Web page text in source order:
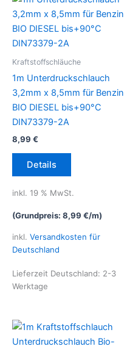
Kraftstoffschläuche
1m Unterdruckschlauch
3,2mm x 8,5mm für Benzin
BIO DIESEL bis+90°C
DIN73379-2A
8,99 €
Details
inkl. 19 % MwSt.
(Grundpreis: 8,99 €/m)
inkl. Versandkosten für
Deutschland
Lieferzeit Deutschland: 2-3
Werktage